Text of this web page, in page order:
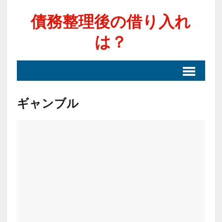
債務整理後の借り入れ
は？
ギャンブル